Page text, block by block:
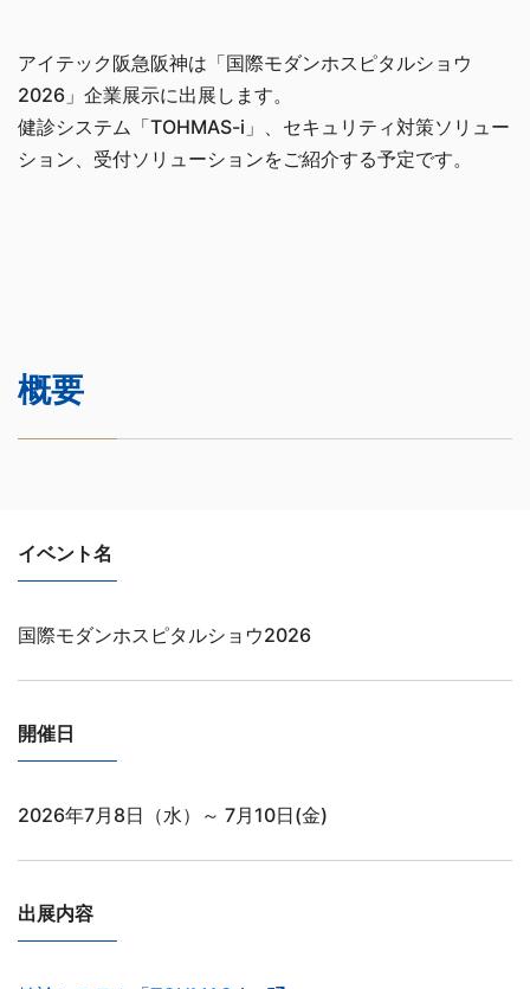
アイテック阪急阪神は「国際モダンホスピタルショウ
2026」企業展示に出展します。
健診システム「TOHMAS-i」、セキュリティ対策ソリュー
ション、受付ソリューションをご紹介する予定です。
概要
イベント名
国際モダンホスピタルショウ2026
開催日
2026年7月8日（水）～ 7月10日(金)
出展内容